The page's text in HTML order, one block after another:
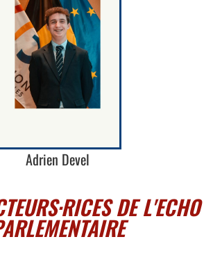
Adrien Devel
DE L'ECHO